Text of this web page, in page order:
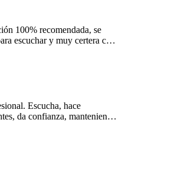
100% recomendada, se
escuchar y muy certera con
Escucha, hace
da confianza, manteniendo
respeto en todo momento de
recomendada.